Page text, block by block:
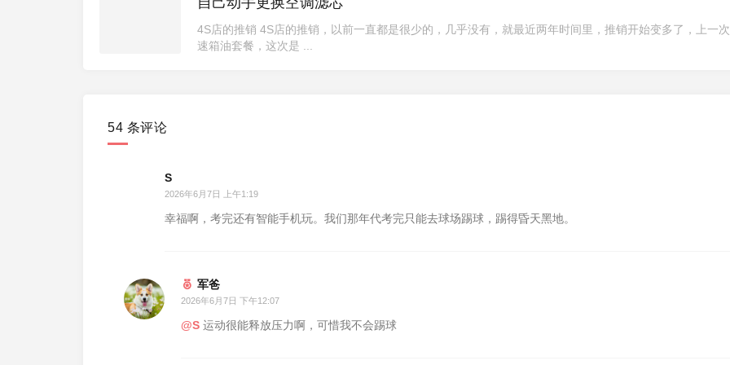
4S店的推销 4S店的推销，以前一直都是很少的，几乎没有，就最近两年时间里，推销开始变多了，上一
速箱油套餐，这次是 ...
54 条评论
S
2026年6月7日 上午1:19
幸福啊，考完还有智能手机玩。我们那年代考完只能去球场踢球，踢得昏天黑地。
军爸
2026年6月7日 下午12:07
@S 运动很能释放压力啊，可惜我不会踢球